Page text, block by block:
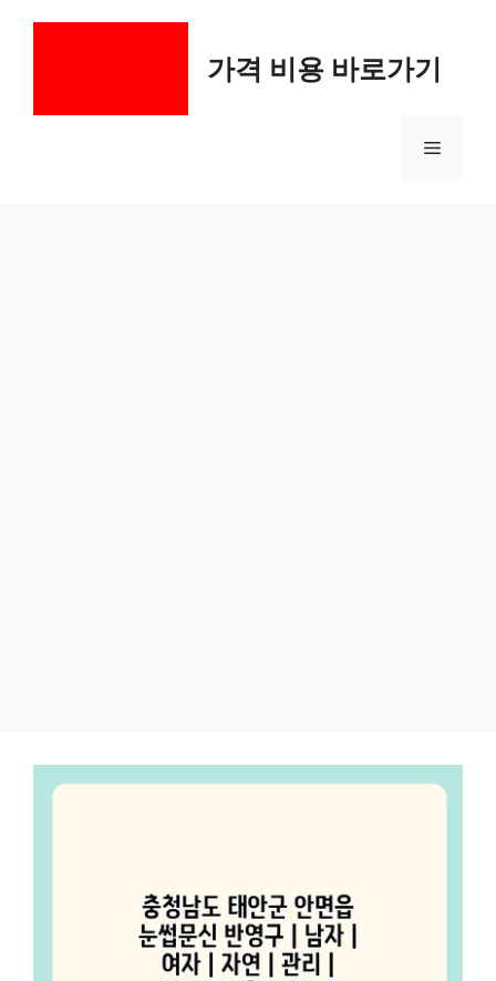
가격 비용 바로가기
메